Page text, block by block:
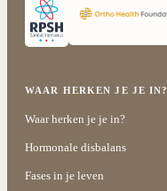
WAAR HERKEN JE JE IN?
Waar herken je je in?
Hormonale disbalans
Fases in je leven